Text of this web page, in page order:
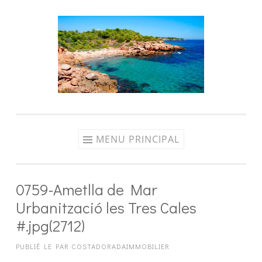
MENU PRINCIPAL
0759-Ametlla de Mar
Urbanització les Tres Cales
#.jpg(2712)
PUBLIÉ LE PAR COSTADORADAIMMOBILIER